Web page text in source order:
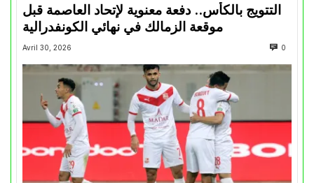
التتويج بالكأس.. دفعة معنوية لإتحاد العاصمة قبل
موقعة الزمالك في نهائي الكونفدرالية
Avril 30, 2026 0